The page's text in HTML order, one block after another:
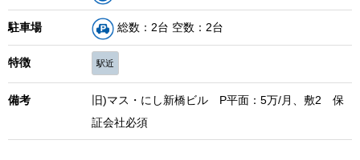
駐車場 総数：2台 空数：2台
特徴 駅近
備考
旧)マス・にし新橋ビル P平面：5万/月、敷2 保
証会社必須